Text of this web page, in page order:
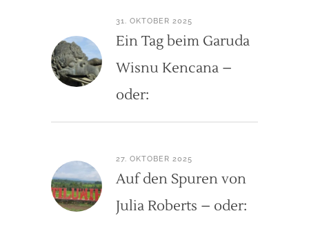
31. OKTOBER 2025
Ein Tag beim Garuda
Wisnu Kencana –
oder:
27. OKTOBER 2025
Auf den Spuren von
Julia Roberts – oder: